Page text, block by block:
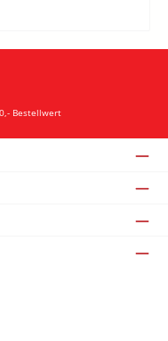
Bestellwert